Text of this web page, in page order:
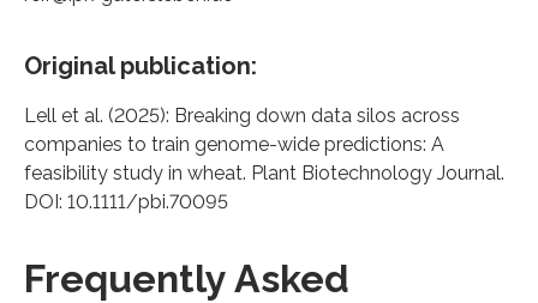
Original publication:
Lell et al. (2025): Breaking down data silos across
companies to train genome-wide predictions: A
feasibility study in wheat. Plant Biotechnology Journal.
DOI: 10.1111/pbi.70095
Frequently Asked